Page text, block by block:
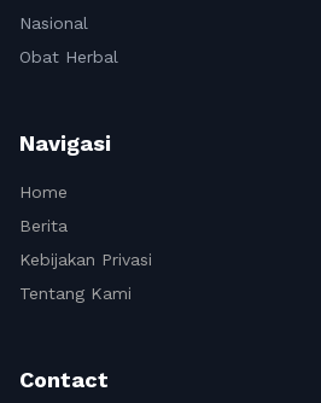
Nasional
Obat Herbal
Navigasi
Home
Berita
Kebijakan Privasi
Tentang Kami
Contact